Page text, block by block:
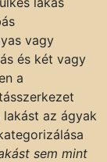
vagy
és két vagy
a
az ágyak
sem mint